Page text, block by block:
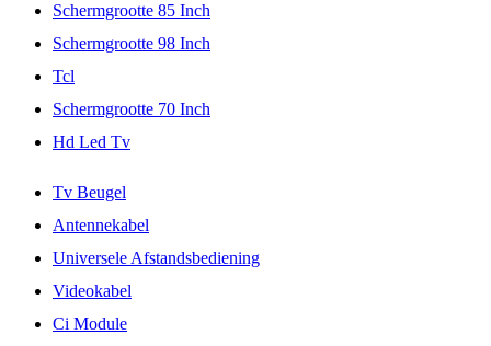
Schermgrootte 85 Inch
Schermgrootte 98 Inch
Tcl
Schermgrootte 70 Inch
Hd Led Tv
Tv Beugel
Antennekabel
Universele Afstandsbediening
Videokabel
Ci Module